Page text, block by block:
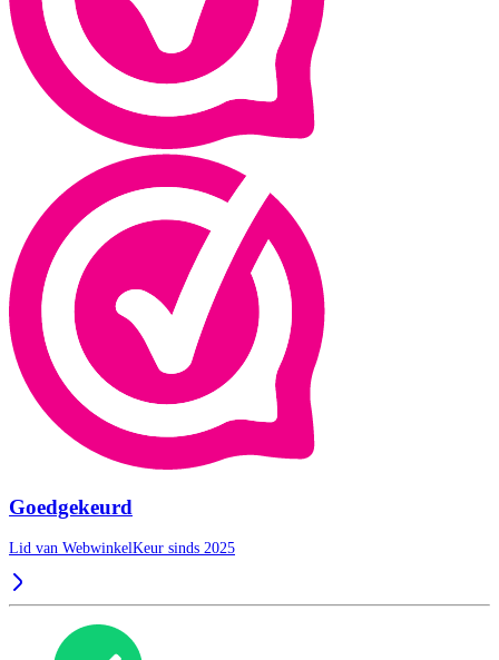
Goedgekeurd
Lid van WebwinkelKeur sinds 2025